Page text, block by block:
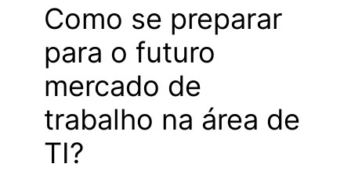
Como se preparar
para o futuro
mercado de
trabalho na área de
TI?